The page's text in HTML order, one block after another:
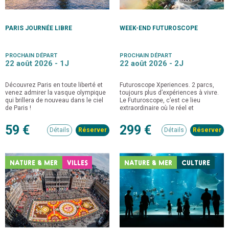
PARIS JOURNÉE LIBRE
PROCHAIN DÉPART
22 août 2026 - 1J
Découvrez Paris en toute liberté et
venez admirer la vasque olympique
qui brillera de nouveau dans le ciel
de Paris !
59 € Détails
WEEK-END FUTUROSCOPE
PROCHAIN DÉPART
22 août 2026 - 2J
Futuroscope Xperiences. 2 parcs,
toujours plus d’expériences à vivre.
Le Futuroscope, c’est ce lieu
extraordinaire où le réel et
299 € Détails
NATURE & MER VILLES NATURE & MER CULTURE